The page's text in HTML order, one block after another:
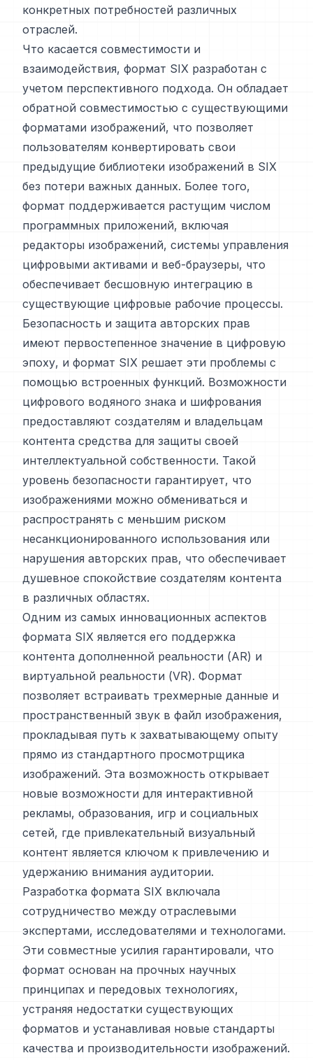
конкретных потребностей различных
отраслей.
Что касается совместимости и
взаимодействия, формат SIX разработан с
учетом перспективного подхода. Он обладает
обратной совместимостью с существующими
форматами изображений, что позволяет
пользователям конвертировать свои
предыдущие библиотеки изображений в SIX
без потери важных данных. Более того,
формат поддерживается растущим числом
программных приложений, включая
редакторы изображений, системы управления
цифровыми активами и веб-браузеры, что
обеспечивает бесшовную интеграцию в
существующие цифровые рабочие процессы.
Безопасность и защита авторских прав
имеют первостепенное значение в цифровую
эпоху, и формат SIX решает эти проблемы с
помощью встроенных функций. Возможности
цифрового водяного знака и шифрования
предоставляют создателям и владельцам
контента средства для защиты своей
интеллектуальной собственности. Такой
уровень безопасности гарантирует, что
изображениями можно обмениваться и
распространять с меньшим риском
несанкционированного использования или
нарушения авторских прав, что обеспечивает
душевное спокойствие создателям контента
в различных областях.
Одним из самых инновационных аспектов
формата SIX является его поддержка
контента дополненной реальности (AR) и
виртуальной реальности (VR). Формат
позволяет встраивать трехмерные данные и
пространственный звук в файл изображения,
прокладывая путь к захватывающему опыту
прямо из стандартного просмотрщика
изображений. Эта возможность открывает
новые возможности для интерактивной
рекламы, образования, игр и социальных
сетей, где привлекательный визуальный
контент является ключом к привлечению и
удержанию внимания аудитории.
Разработка формата SIX включала
сотрудничество между отраслевыми
экспертами, исследователями и технологами.
Эти совместные усилия гарантировали, что
формат основан на прочных научных
принципах и передовых технологиях,
устраняя недостатки существующих
форматов и устанавливая новые стандарты
качества и производительности изображений.